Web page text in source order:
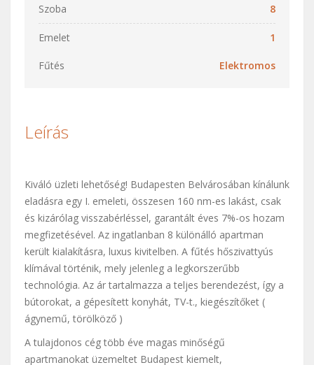
Szoba 8
Emelet 1
Fűtés Elektromos
Leírás
Kiváló üzleti lehetőség! Budapesten Belvárosában kínálunk
eladásra egy I. emeleti, összesen 160 nm-es lakást, csak
és kizárólag visszabérléssel, garantált éves 7%-os hozam
megfizetésével. Az ingatlanban 8 különálló apartman
került kialakításra, luxus kivitelben. A fűtés hőszivattyús
klímával történik, mely jelenleg a legkorszerűbb
technológia. Az ár tartalmazza a teljes berendezést, így a
bútorokat, a gépesített konyhát, TV-t., kiegészítőket (
ágynemű, törölköző )
A tulajdonos cég több éve magas minőségű
apartmanokat üzemeltet Budapest kiemelt,